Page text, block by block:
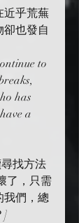
近乎荒蕪
卻也發自
to
has
a
找方法
了，只需
我們，總
]